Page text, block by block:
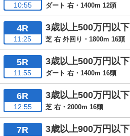
10:55 ダート 右・1400m 12頭
4R
11:25
3歳以上500万円以下
芝 右 外回り・1800m 16頭
5R
11:55
3歳以上500万円以下
ダート 右・1400m 16頭
6R
12:55
3歳以上500万円以下
芝 右・2000m 16頭
7R 3歳以上900万円以下